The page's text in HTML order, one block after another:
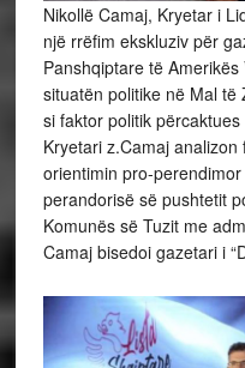
Nikollë Camaj, Kryetar i
një rrëfim ekskluziv për
Panshqiptare të Amerikës
situatën politike në Mal
si faktor politik
Kryetari z.Camaj analizon
orientimin pro-
perandorisë së pushtetit
Komunës së Tuzit me
Camaj bisedoi gazetari i